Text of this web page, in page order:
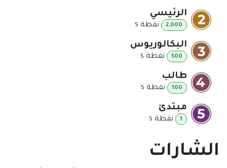
الرئيسي
2,000 نقطة s
البكالوريوس
500 نقطة s
طالب
100 نقطة s
مبتدئ
1 نقطة s
الشارات